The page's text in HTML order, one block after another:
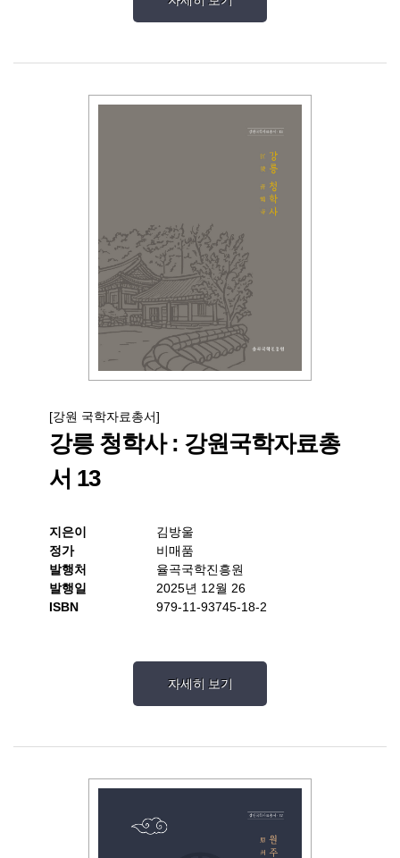
[강원 국학자료총서]
강릉 청학사 : 강원국학자료총
서 13
지은이
김방울
정가
비매품
발행처
율곡국학진흥원
발행일
2025년 12월 26
ISBN
979-11-93745-18-2
자세히 보기